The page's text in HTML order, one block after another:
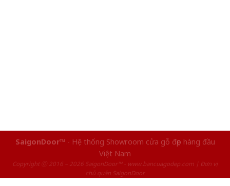
SaigonDoor™ - Hệ thống Showroom cửa gỗ đẹp hàng đầu
Việt Nam
Copyright ⓒ 2016 – 2026 SaigonDoor™ - www.bancuagodep.com | Đơn vị
chủ quản SaigonDoor